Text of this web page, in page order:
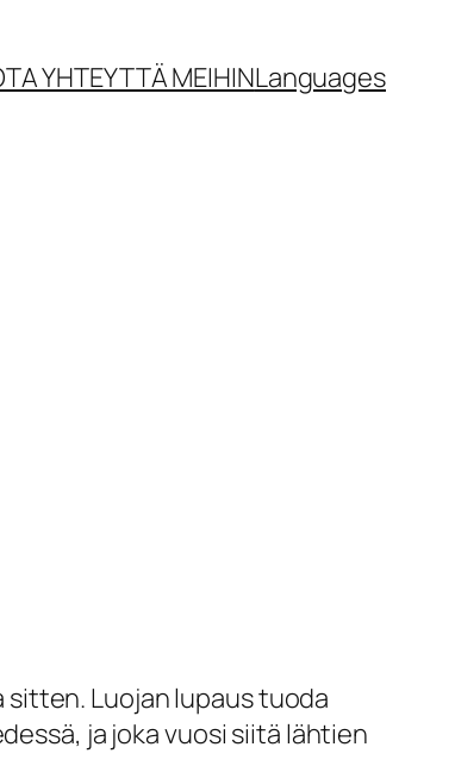
YHTEYTTÄ MEIHINLanguages
sitten. Luojan lupaus tuoda
ja joka vuosi siitä lähtien